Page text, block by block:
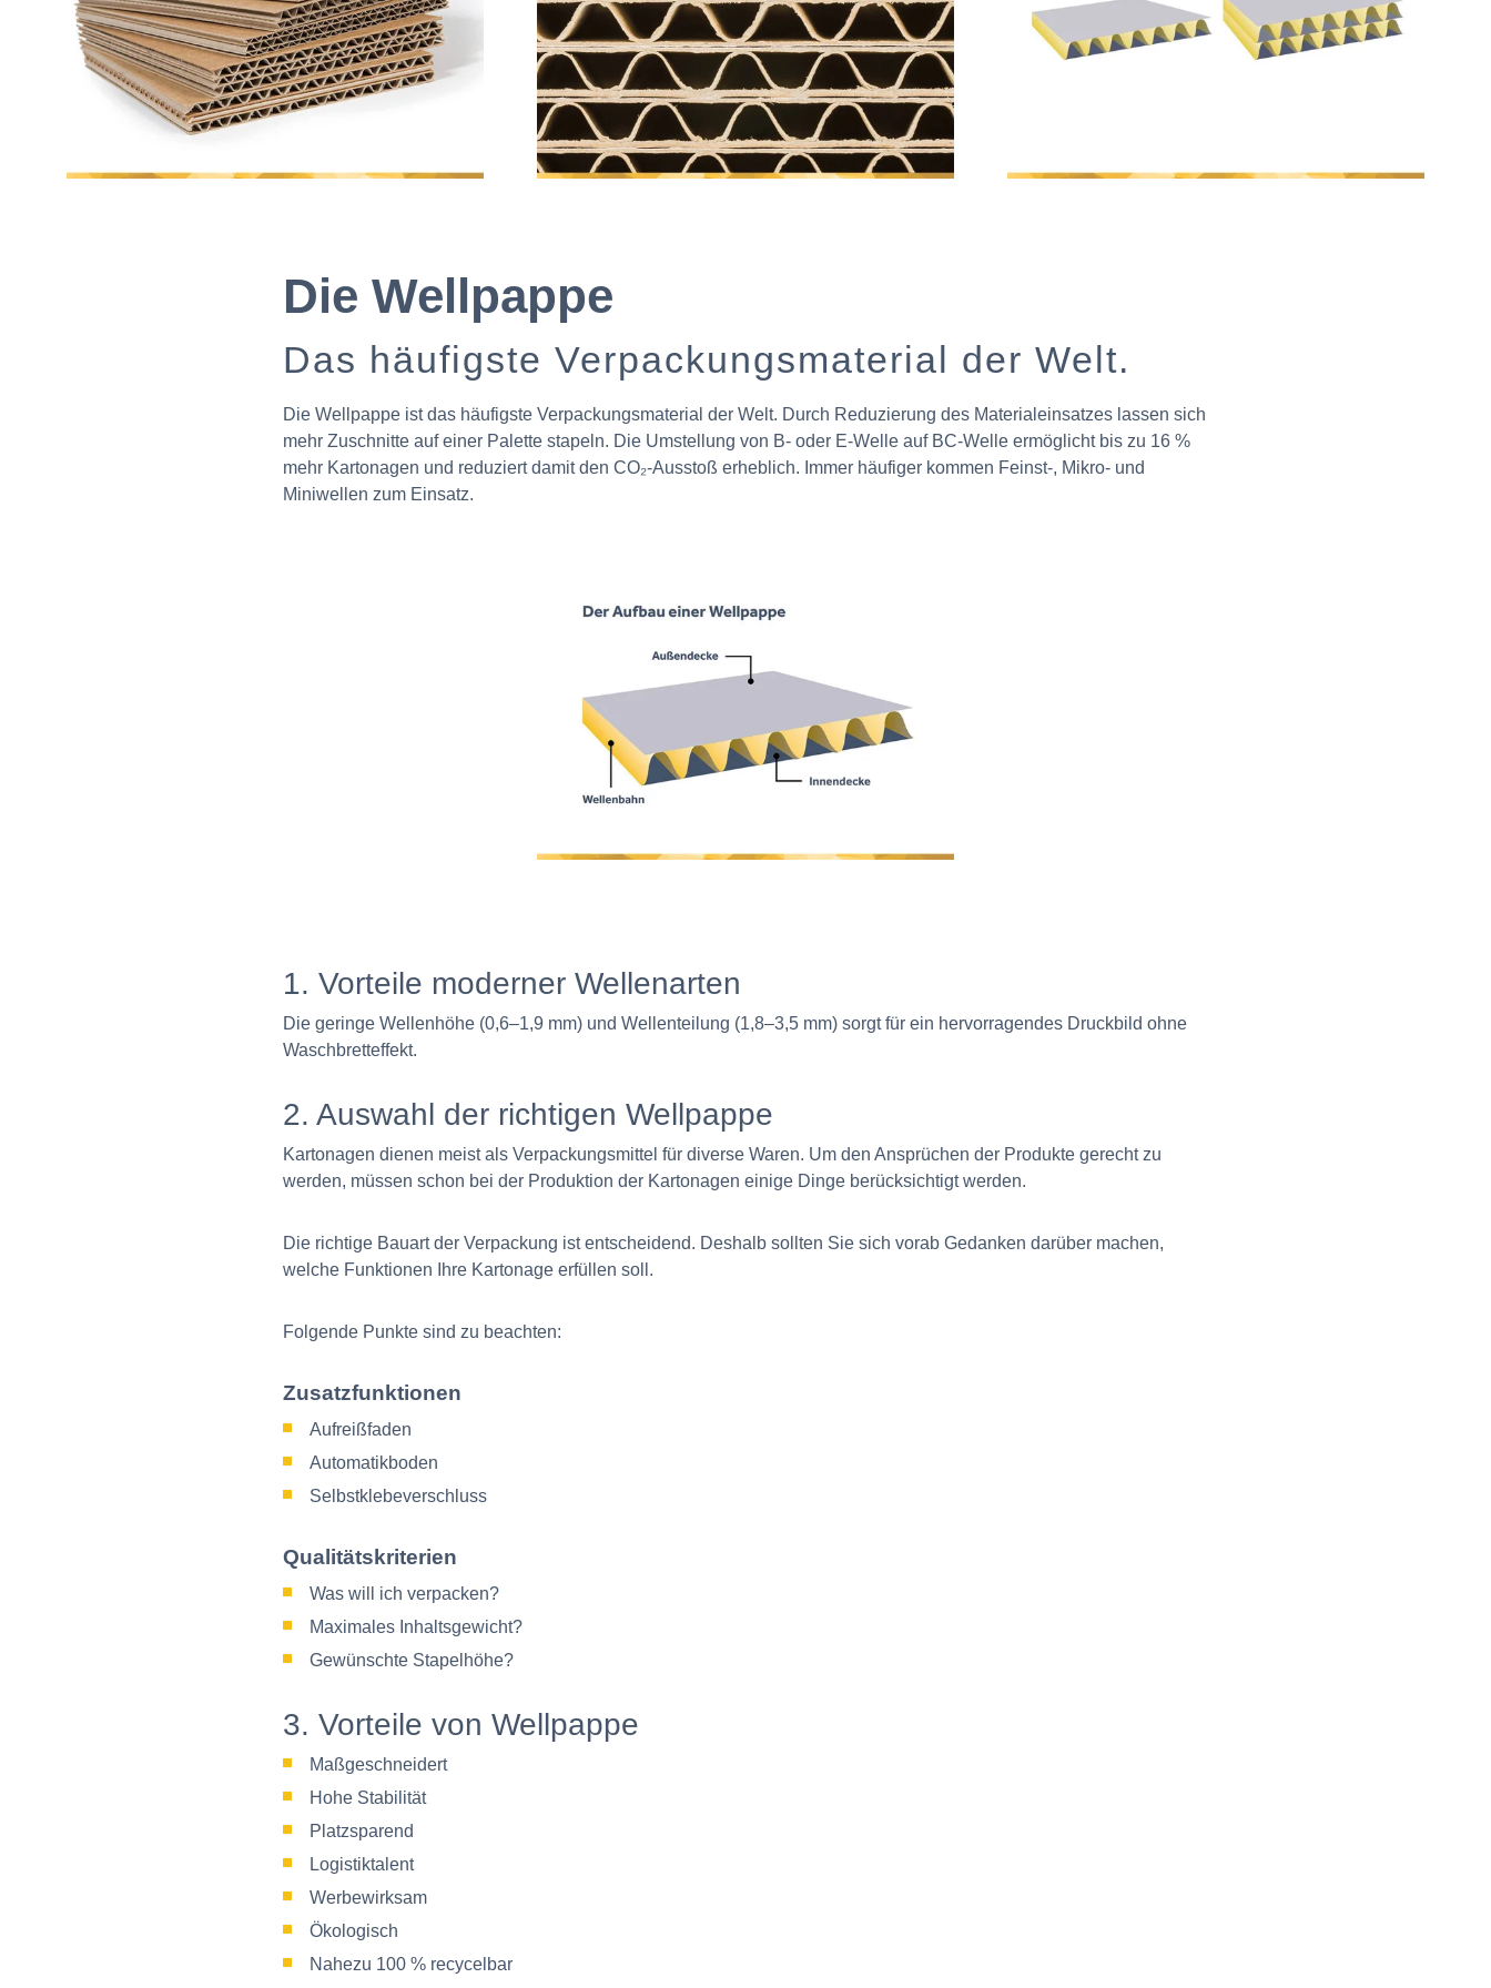
Die Wellpappe
Das häufigste Verpackungsmaterial der Welt.
Die Wellpappe ist das häufigste Verpackungsmaterial der Welt. Durch Reduzierung des Materialeinsatzes lassen sich
mehr Zuschnitte auf einer Palette stapeln. Die Umstellung von B- oder E-Welle auf BC-Welle ermöglicht bis zu 16 %
mehr Kartonagen und reduziert damit den CO₂-Ausstoß erheblich. Immer häufiger kommen Feinst-, Mikro- und
Miniwellen zum Einsatz.
1. Vorteile moderner Wellenarten
Die geringe Wellenhöhe (0,6–1,9 mm) und Wellenteilung (1,8–3,5 mm) sorgt für ein hervorragendes Druckbild ohne
Waschbretteffekt.
2. Auswahl der richtigen Wellpappe
Kartonagen dienen meist als Verpackungsmittel für diverse Waren. Um den Ansprüchen der Produkte gerecht zu
werden, müssen schon bei der Produktion der Kartonagen einige Dinge berücksichtigt werden.
Die richtige Bauart der Verpackung ist entscheidend. Deshalb sollten Sie sich vorab Gedanken darüber machen,
welche Funktionen Ihre Kartonage erfüllen soll.
Folgende Punkte sind zu beachten:
Zusatzfunktionen
Aufreißfaden
Automatikboden
Selbstklebeverschluss
Qualitätskriterien
Was will ich verpacken?
Maximales Inhaltsgewicht?
Gewünschte Stapelhöhe?
3. Vorteile von Wellpappe
Maßgeschneidert
Hohe Stabilität
Platzsparend
Logistiktalent
Werbewirksam
Ökologisch
Nahezu 100 % recycelbar